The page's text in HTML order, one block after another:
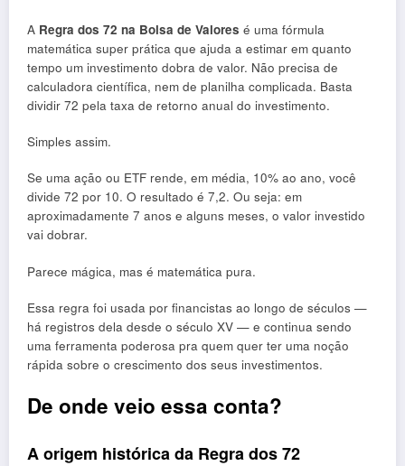
A Regra dos 72 na Bolsa de Valores é uma fórmula
matemática super prática que ajuda a estimar em quanto
tempo um investimento dobra de valor. Não precisa de
calculadora científica, nem de planilha complicada. Basta
dividir 72 pela taxa de retorno anual do investimento.
Simples assim.
Se uma ação ou ETF rende, em média, 10% ao ano, você
divide 72 por 10. O resultado é 7,2. Ou seja: em
aproximadamente 7 anos e alguns meses, o valor investido
vai dobrar.
Parece mágica, mas é matemática pura.
Essa regra foi usada por financistas ao longo de séculos —
há registros dela desde o século XV — e continua sendo
uma ferramenta poderosa pra quem quer ter uma noção
rápida sobre o crescimento dos seus investimentos.
De onde veio essa conta?
A origem histórica da Regra dos 72